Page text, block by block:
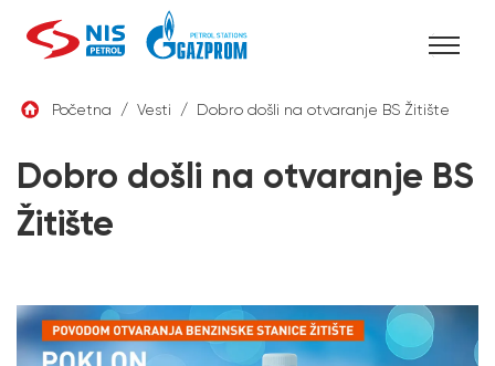
Skip
Početna / Vesti / Dobro došli na otvaranje BS Žitište
Dobro došli na otvaranje BS
Žitište